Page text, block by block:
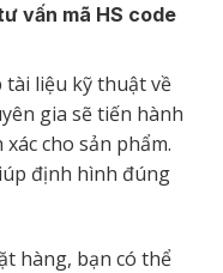
vấn mã HS code
liệu kỹ thuật về
gia sẽ tiến hành
cho sản phẩm.
định hình đúng
hàng, bạn có thể